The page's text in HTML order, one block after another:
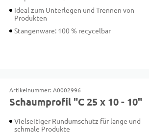
Ideal zum Unterlegen und Trennen von
Produkten
Stangenware: 100 % recycelbar
Artikelnummer: A0002996
Schaumprofil "C 25 x 10 - 10"
Vielseitiger Rundumschutz für lange und
schmale Produkte